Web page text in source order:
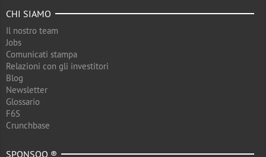
CHI SIAMO
Il nostro team
Jobs
Comunicati stampa
Relazioni con gli investitori
Blog
Newsletter
Glossario
F6S
Crunchbase
SPONSOO ®